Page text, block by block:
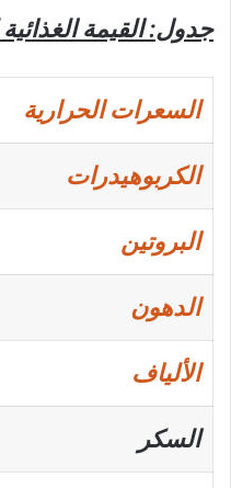
جدول: القيمة
السعرات الحرارية
الكربوهيدرات
البروتين
الدهون
الألياف
السكر